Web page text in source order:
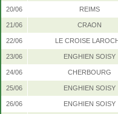
20/06 REIMS
21/06 CRAON
22/06 LE CROISE
23/06 ENGHIEN SOISY
24/06 CHERBOURG
25/06 ENGHIEN SOISY
26/06 ENGHIEN SOISY